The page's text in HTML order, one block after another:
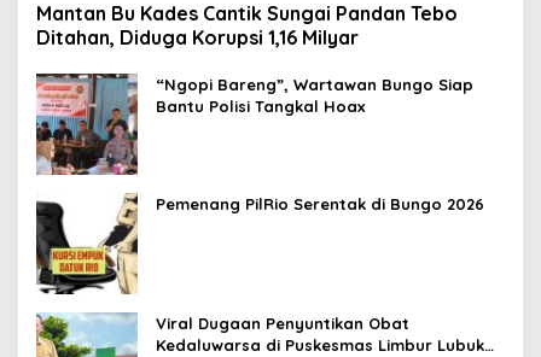
Mantan Bu Kades Cantik Sungai Pandan Tebo
Ditahan, Diduga Korupsi 1,16 Milyar
“Ngopi Bareng”, Wartawan Bungo Siap
Bantu Polisi Tangkal Hoax
Pemenang PilRio Serentak di Bungo 2026
Viral Dugaan Penyuntikan Obat
Kedaluwarsa di Puskesmas Limbur Lubuk